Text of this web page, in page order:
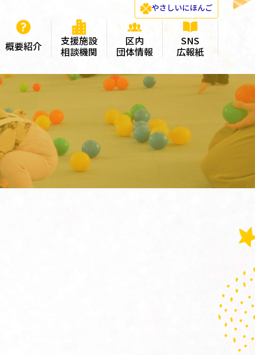
やさしいにほんご
概要紹介
支援施設
相談機関
区内
団体情報
SNS
広報紙